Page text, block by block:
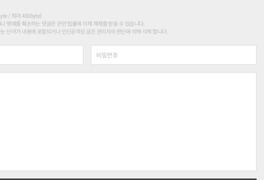
/ 최대 400byte)
명예를 훼손하는 댓글은 관련 법률에 의해 제재를 받을 수 있습니다.
단어가 내용에 포함되거나 인신공격성 글은 관리자의 판단에 의해 삭제 합니다.